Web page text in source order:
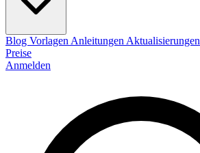
Blog Vorlagen Anleitungen Aktualisierungen
Preise
Anmelden